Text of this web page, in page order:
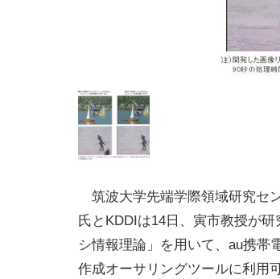
筑波大学先端学際領域研究セ
氏とKDDIは14日、寅市教授が
シ情報理論」を用いて、au携帯
作成オーサリングツールに利用